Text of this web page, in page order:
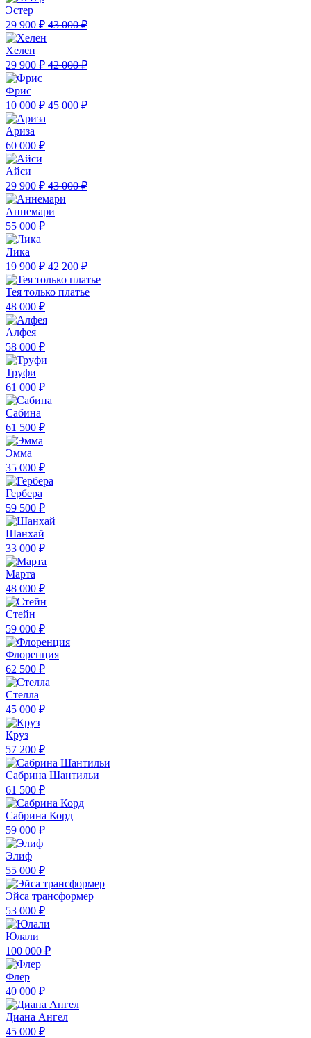
Эстер
29 900 ₽ 43 000 ₽
Хелен
29 900 ₽ 42 000 ₽
Фрис
10 000 ₽ 45 000 ₽
Ариза
60 000 ₽
Айси
29 900 ₽ 43 000 ₽
Аннемари
55 000 ₽
Лика
19 900 ₽ 42 200 ₽
Тея только платье
48 000 ₽
Алфея
58 000 ₽
Труфи
61 000 ₽
Сабина
61 500 ₽
Эмма
35 000 ₽
Гербера
59 500 ₽
Шанхай
33 000 ₽
Марта
48 000 ₽
Стейн
59 000 ₽
Флоренция
62 500 ₽
Стелла
45 000 ₽
Круз
57 200 ₽
Сабрина Шантильи
61 500 ₽
Сабрина Корд
59 000 ₽
Элиф
55 000 ₽
Эйса трансформер
53 000 ₽
Юлали
100 000 ₽
Флер
40 000 ₽
Диана Ангел
45 000 ₽